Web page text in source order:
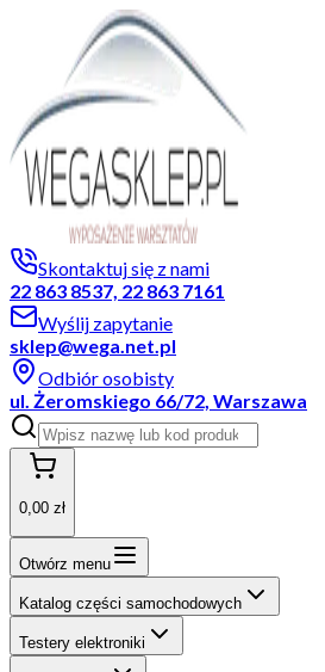
Skontaktuj się z nami
22 863 8537, 22 863 7161
Wyślij zapytanie
sklep@wega.net.pl
Odbiór osobisty
ul. Żeromskiego 66/72, Warszawa
0,00 zł
Otwórz menu
Katalog części samochodowych
Testery elektroniki